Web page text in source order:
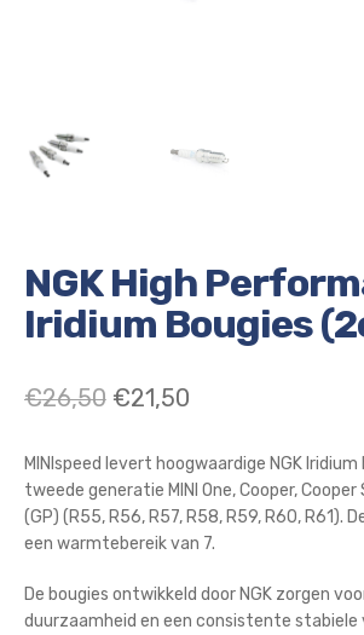
NGK High
Iridium Bougies
€26,50 Oorspronkelijke
was:
€26,50.
€21,50Huidige
is:
€21,50.
MINIspeed levert hoogwaardige NGK
tweede generatie MINI One, Cooper, Cooper
(GP) (R55, R56, R57, R58, R59, R60, R61).
een warmtebereik van 7.
De bougies ontwikkeld door NGK zorgen
duurzaamheid en een consistente stabiele